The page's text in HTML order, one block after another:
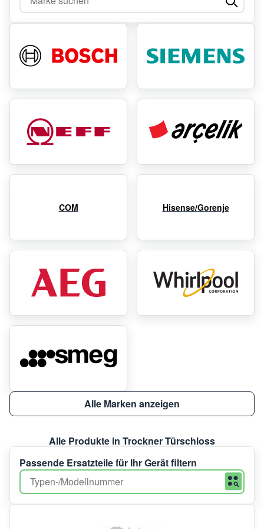
COM Hisense/Gorenje
Alle Marken anzeigen
Alle Produkte in Trockner Türschloss
Passende Ersatzteile für Ihr Gerät filtern